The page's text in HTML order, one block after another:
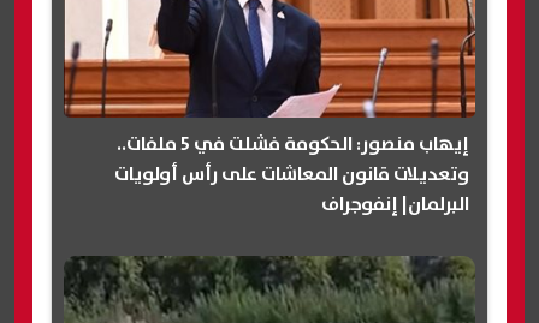
إيهاب منصور: الحكومة فشلت في 5 ملفات..
وتعديلات قانون المعاشات على رأس أولويات
البرلمان| إنفوجراف